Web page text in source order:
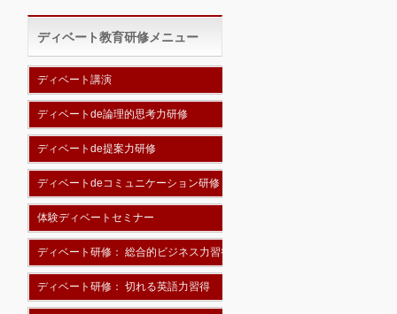
ディベート教育研修メニュー
ディベート講演
ディベートde論理的思考力研修
ディベートde提案力研修
ディベートdeコミュニケーション研修
体験ディベートセミナー
ディベート研修： 総合的ビジネス力習得
ディベート研修： 切れる英語力習得